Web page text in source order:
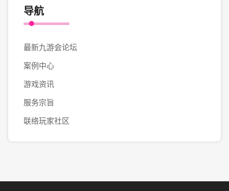
导航
最新九游会论坛
案例中心
游戏资讯
服务宗旨
联络玩家社区